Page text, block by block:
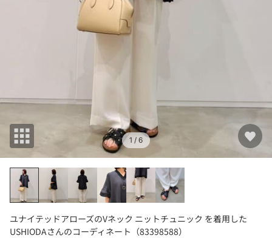
1 / 6
ユナイテッドアローズのVネック ニットチュニック を着用した
USHIODAさんのコーディネート（83398588）